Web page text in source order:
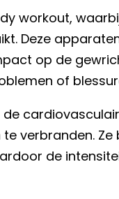
workout,
Deze
op de
of
verbranden.
de